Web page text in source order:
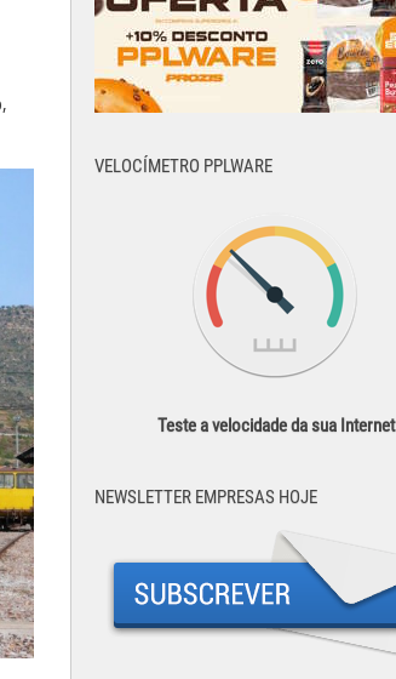
VELOCÍMETRO PPLWARE
Teste a velocidade da sua Internet
NEWSLETTER EMPRESAS HOJE